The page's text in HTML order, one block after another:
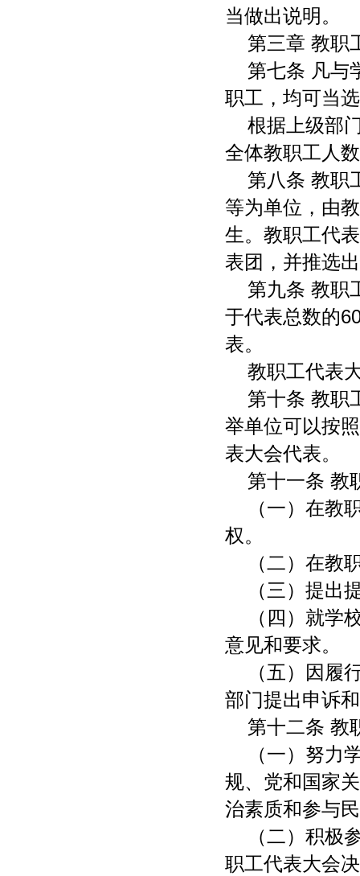
当做出说明。
第三章 教职
第七条 凡与
职工，均可当
根据上级部
全体教职工人
第八条 教职
等为单位，由
生。教职工代
表团，并推选
第九条 教职
于代表总数的
表。
教职工代表
第十条 教职
举单位可以按
表大会代表。
第十一条 教
（一）在教
权。
（二）在教
（三）提出
（四）就学
意见和要求。
（五）因履
部门提出申诉
第十二条 教
（一）努力
规、党和国家
治素质和参与
（二）积极
职工代表大会